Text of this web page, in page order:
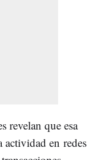
revelan que esa
actividad en redes